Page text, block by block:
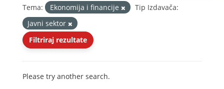
Tema:
Ekonomija i financije
Tip Izdavača:
Javni sektor
Filtriraj rezultate
Please try another search.